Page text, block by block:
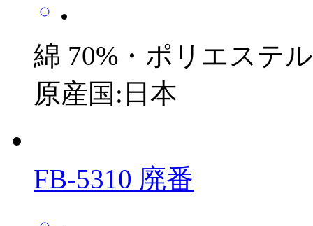
綿 70%・ポリエステ
原産国:日本
FB-5310 廃番